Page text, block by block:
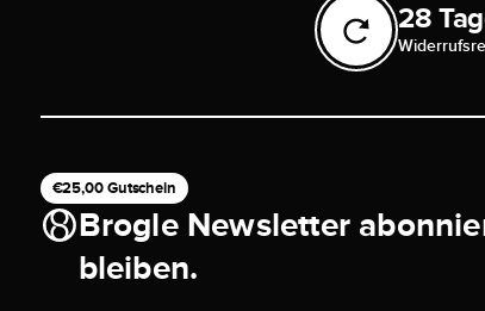
28
€25,00 Gutschein
Brogle Newsletter
bleiben.